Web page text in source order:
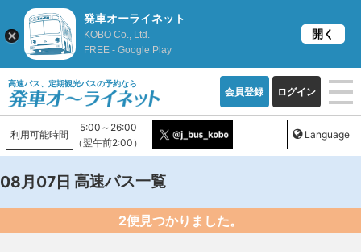
高速バス、定期観光バスの予約なら
会員登録 ログイン
利用可能時間
5:00～26:00
（翌午前2:00）
Language
08月07日 高速バス一覧
2便見つかりました。
発車オーライネット
KOBO Co., Ltd.
FREE - Google Play
開く